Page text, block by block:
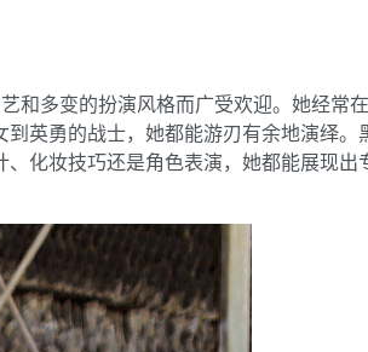
和多变的扮演风格而广受欢迎。她经常
英勇的战士，她都能游刃有余地演绎。
化妆技巧还是角色表演，她都能展现出